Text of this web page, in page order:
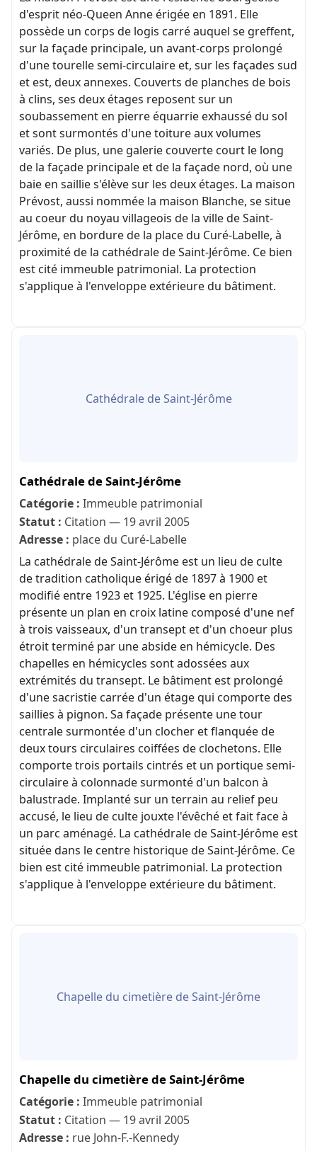
d'esprit néo-Queen Anne érigée en 1891. Elle
possède un corps de logis carré auquel se greffent,
sur la façade principale, un avant-corps prolongé
d'une tourelle semi-circulaire et, sur les façades sud
et est, deux annexes. Couverts de planches de bois
à clins, ses deux étages reposent sur un
soubassement en pierre équarrie exhaussé du sol
et sont surmontés d'une toiture aux volumes
variés. De plus, une galerie couverte court le long
de la façade principale et de la façade nord, où une
baie en saillie s'élève sur les deux étages. La maison
Prévost, aussi nommée la maison Blanche, se situe
au coeur du noyau villageois de la ville de Saint-
Jérôme, en bordure de la place du Curé-Labelle, à
proximité de la cathédrale de Saint-Jérôme. Ce bien
est cité immeuble patrimonial. La protection
s'applique à l'enveloppe extérieure du bâtiment.
Cathédrale de Saint-Jérôme
Cathédrale de Saint-Jérôme
Catégorie : Immeuble patrimonial
Statut : Citation — 19 avril 2005
Adresse : place du Curé-Labelle
La cathédrale de Saint-Jérôme est un lieu de culte
de tradition catholique érigé de 1897 à 1900 et
modifié entre 1923 et 1925. L'église en pierre
présente un plan en croix latine composé d'une nef
à trois vaisseaux, d'un transept et d'un choeur plus
étroit terminé par une abside en hémicycle. Des
chapelles en hémicycles sont adossées aux
extrémités du transept. Le bâtiment est prolongé
d'une sacristie carrée d'un étage qui comporte des
saillies à pignon. Sa façade présente une tour
centrale surmontée d'un clocher et flanquée de
deux tours circulaires coiffées de clochetons. Elle
comporte trois portails cintrés et un portique semi-
circulaire à colonnade surmonté d'un balcon à
balustrade. Implanté sur un terrain au relief peu
accusé, le lieu de culte jouxte l'évêché et fait face à
un parc aménagé. La cathédrale de Saint-Jérôme est
située dans le centre historique de Saint-Jérôme. Ce
bien est cité immeuble patrimonial. La protection
s'applique à l'enveloppe extérieure du bâtiment.
Chapelle du cimetière de Saint-Jérôme
Chapelle du cimetière de Saint-Jérôme
Catégorie : Immeuble patrimonial
Statut : Citation — 19 avril 2005
Adresse : rue John-F.-Kennedy